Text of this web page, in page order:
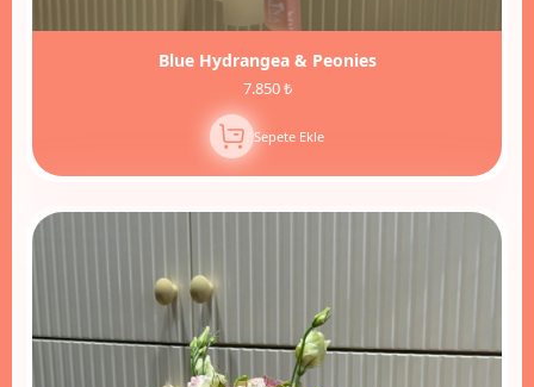
Blue Hydrangea & Peonies
7.850 ₺
Sepete Ekle